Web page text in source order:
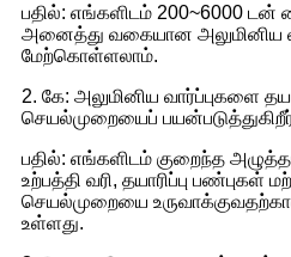
பதில்: எங்களிடம் 200~6000 டன்
அனைத்து வகையான அலுமினிய
மேற்கொள்ளலாம்.
2. கே: அலுமினிய வார்ப்புகளை
செயல்முறையைப்
பதில்: எங்களிடம் குறைந்த
உற்பத்தி வரி, தயாரிப்பு பண்புகள்
செயல்முறையை
உள்ளது.